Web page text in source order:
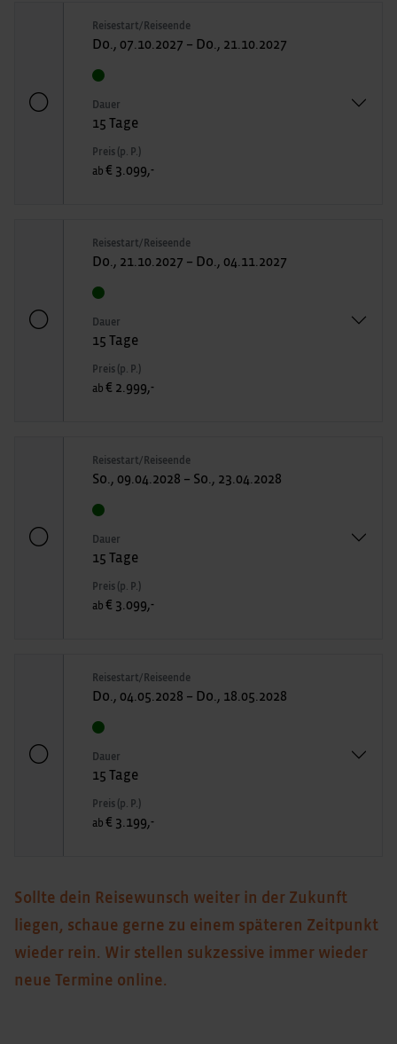
Reisestart/Reiseende
Do., 07.10.2027 – Do., 21.10.2027
Dauer
15 Tage
Preis (p. P.)
ab € 3.099,-
Reisestart/Reiseende
Do., 21.10.2027 – Do., 04.11.2027
Dauer
15 Tage
Preis (p. P.)
ab € 2.999,-
Reisestart/Reiseende
So., 09.04.2028 – So., 23.04.2028
Dauer
15 Tage
Preis (p. P.)
ab € 3.099,-
Reisestart/Reiseende
Do., 04.05.2028 – Do., 18.05.2028
Dauer
15 Tage
Preis (p. P.)
ab € 3.199,-
Sollte dein Reisewunsch weiter in der Zukunft
liegen, schaue gerne zu einem späteren Zeitpunkt
wieder rein. Wir stellen sukzessive immer wieder
neue Termine online.